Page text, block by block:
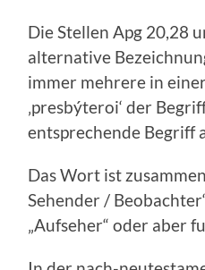
Die Stellen Apg 20,28
alternative
immer mehrere in
‚presbýteroi‘ der
entsprechende Begriff
Das Wort ist
Sehender /
„Aufseher“ oder aber